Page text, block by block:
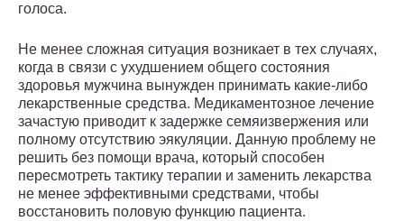
голоса.
Не менее сложная ситуация возникает в тех случаях,
когда в связи с ухудшением общего состояния
здоровья мужчина вынужден принимать какие-либо
лекарственные средства. Медикаментозное лечение
зачастую приводит к задержке семяизвержения или
полному отсутствию эякуляции. Данную проблему не
решить без помощи врача, который способен
пересмотреть тактику терапии и заменить лекарства
не менее эффективными средствами, чтобы
восстановить половую функцию пациента.